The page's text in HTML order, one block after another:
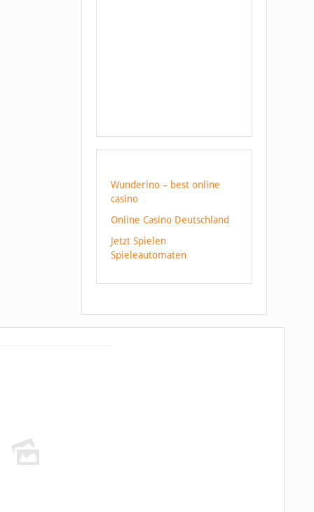
Wunderino – best online
casino
Online Casino Deutschland
Jetzt Spielen
Spieleautomaten